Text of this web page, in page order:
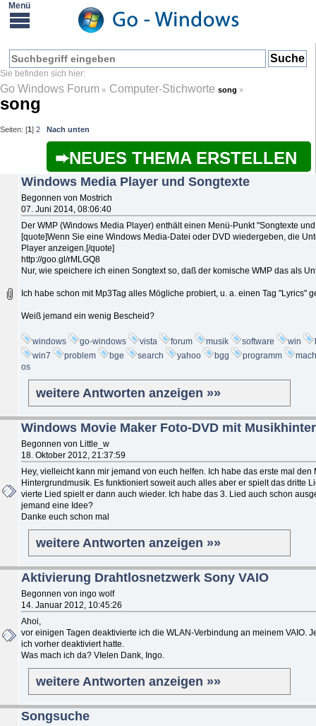
Go Windows Forum » Computer-Stichwortesong »
song
Seiten: [1] 2 Nach unten
NEUES THEMA ERSTELLEN
Windows Media Player und Songtexte
Begonnen von Mostrich
07. Juni 2014, 08:06:40
Der WMP (Windows Media Player) enthält einen Menü-Punkt "Songtexte
[quote]Wenn Sie eine Windows Media-Datei oder DVD wiedergeben, die
Player anzeigen.[/quote]
http://goo.gl/rMLGQ8
Nur, wie speichere ich einen Songtext so, daß der komische WMP das als
Ich habe schon mit Mp3Tag alles Mögliche probiert, u. a. einen Tag "Lyrics"
Weiß jemand ein wenig Bescheid?
windows go-windows vista forum musik software win
win7
problem bge search yahoo bgg programm
os
weitere Antworten anzeigen »»
Windows Movie Maker Foto-DVD mit
Begonnen von Little_w
18. Oktober 2012, 21:37:59
Hey, vielleicht kann mir jemand von euch helfen. Ich habe das erste mal
Hintergrundmusik. Es funktioniert soweit auch alles aber er spielt das dritte
vierte Lied spielt er dann auch wieder. Ich habe das 3. Lied auch schon
jemand eine Idee?
Danke euch schon mal
weitere Antworten anzeigen »»
Aktivierung Drahtlosnetzwerk Sony VAIO
Begonnen von ingo wolf
14. Januar 2012, 10:45:26
Ahoi,
vor einigen Tagen deaktivierte ich die WLAN-Verbindung an meinem VAIO.
ich vorher deaktiviert hatte.
Was mach ich da? VIelen Dank, Ingo.
weitere Antworten anzeigen »»
Songsuche